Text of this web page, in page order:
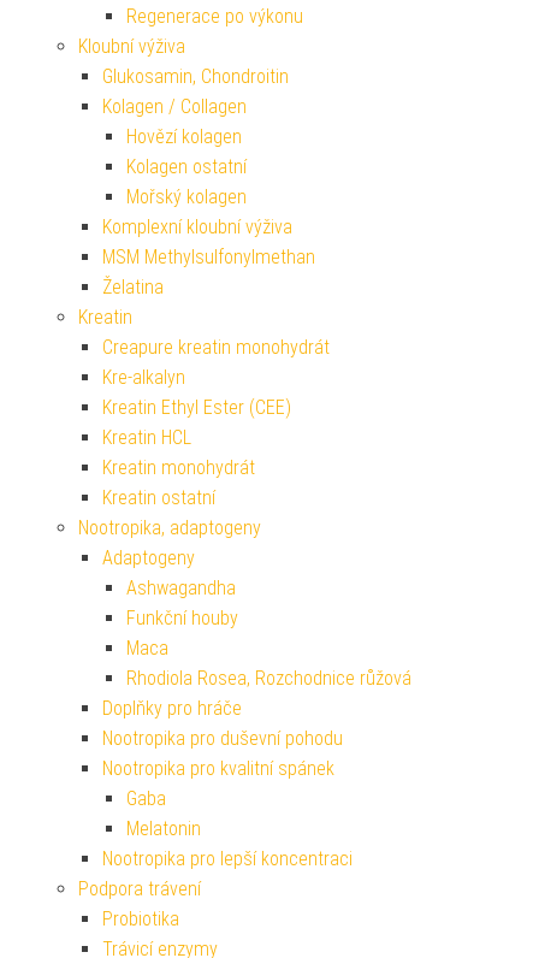
Regenerace po výkonu
Kloubní výživa
Glukosamin, Chondroitin
Kolagen / Collagen
Hovězí kolagen
Kolagen ostatní
Mořský kolagen
Komplexní kloubní výživa
MSM Methylsulfonylmethan
Želatina
Kreatin
Creapure kreatin monohydrát
Kre-alkalyn
Kreatin Ethyl Ester (CEE)
Kreatin HCL
Kreatin monohydrát
Kreatin ostatní
Nootropika, adaptogeny
Adaptogeny
Ashwagandha
Funkční houby
Maca
Rhodiola Rosea, Rozchodnice růžová
Doplňky pro hráče
Nootropika pro duševní pohodu
Nootropika pro kvalitní spánek
Gaba
Melatonin
Nootropika pro lepší koncentraci
Podpora trávení
Probiotika
Trávicí enzymy